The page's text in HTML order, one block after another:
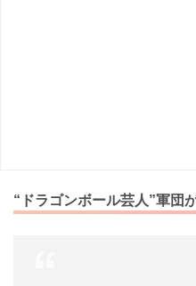
“ドラゴンボール芸人”軍団